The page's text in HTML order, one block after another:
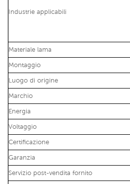
Industrie applicabili
Materiale lama
Montaggio
Luogo di origine
Marchio
Energia
Voltaggio
Certificazione
Garanzia
Servizio post-vendita fornito